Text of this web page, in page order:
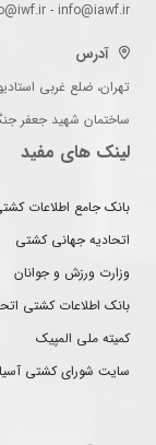
- info@iawf.ir
آدرس
تهران، ضلع غربی
ساختمان شهید جعفر
لینک های مفید
بانک جامع اطلاعات
اتحادیه جهانی کشتی
وزارت ورزش و جوانان
بانک اطلاعات کشتی
کمیته ملی المپیک
سایت شورای کشتی آسیا